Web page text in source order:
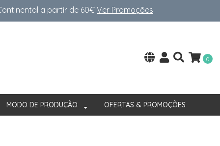
a partir de 60€Ver Promoções
0
MODO DE PRODUÇÃO OFERTAS & PROMOÇÕES